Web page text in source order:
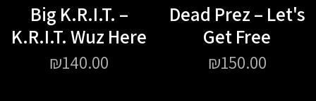
Dead Prez – Let's
Get Free
₪150.00
Big K.R.I.T. –
K.R.I.T. Wuz Here
₪140.00